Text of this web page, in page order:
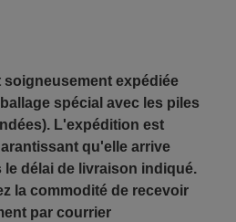
soigneusement expédiée
spécial avec les piles
L'expédition est
qu'elle arrive
délai de livraison indiqué.
la commodité de recevoir
par courrier